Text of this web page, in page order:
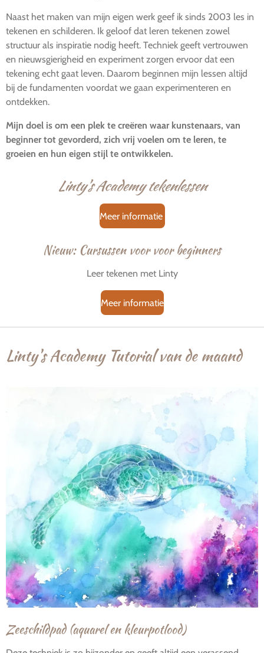
Naast het maken van mijn eigen werk geef ik sinds 2003 les in
tekenen en schilderen. Ik geloof dat leren tekenen zowel
structuur als inspiratie nodig heeft. Techniek geeft vertrouwen
en nieuwsgierigheid en experiment zorgen ervoor dat een
tekening echt gaat leven. Daarom beginnen mijn lessen altijd
bij de fundamenten voordat we gaan experimenteren en
ontdekken.
Mijn doel is om een plek te creëren waar kunstenaars, van
beginner tot gevorderd, zich vrij voelen om te leren, te
groeien en hun eigen stijl te ontwikkelen.
Linty's Academy tekenlessen
Meer informatie
Nieuw: Cursussen voor voor beginners
Leer tekenen met Linty
Meer informatie
Linty's Academy Tutorial van de maand
Zeeschildpad (aquarel en kleurpotlood)